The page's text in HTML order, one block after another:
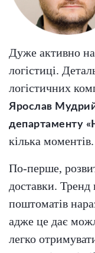
Дуже активно
логістиці.
логістичних
Ярослав
департаменту
кілька моментів.
По-перше,
доставки. Тренд
поштоматів
адже це дає
легко